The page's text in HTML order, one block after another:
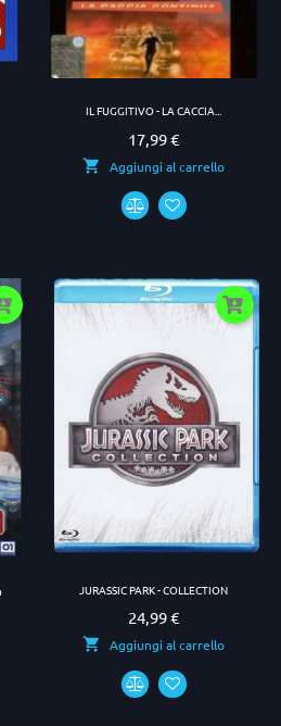
IL FUGGITIVO - LA CACCIA...
Prezzo
17,99 €
Aggiungi al carrello
JURASSIC PARK - COLLECTION
Prezzo
24,99 €
Aggiungi al carrello